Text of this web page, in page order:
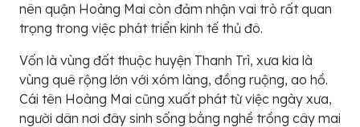
nên quận Hoàng Mai còn đảm nhận vai trò rất quan
trọng trong việc phát triển kinh tế thủ đô.
Vốn là vùng đất thuộc huyện Thanh Trì, xưa kia là
vùng quê rộng lớn với xóm làng, đồng ruộng, ao hồ.
Cái tên Hoàng Mai cũng xuất phát từ việc ngày xưa,
người dân nơi đây sinh sống bằng nghề trồng cây mai